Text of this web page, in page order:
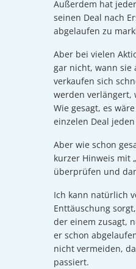
Außerdem hat
seinen Deal nach
abgelaufen zu
Aber bei vielen
gar nicht, wann sie
verkaufen sich
werden verlängert,
Wie gesagt, es
einzelen Deal
Aber wie schon
kurzer Hinweis mit
überprüfen und
Ich kann natürlich
Enttäuschung
der einem zusagt,
er schon
nicht vermeiden,
passiert.